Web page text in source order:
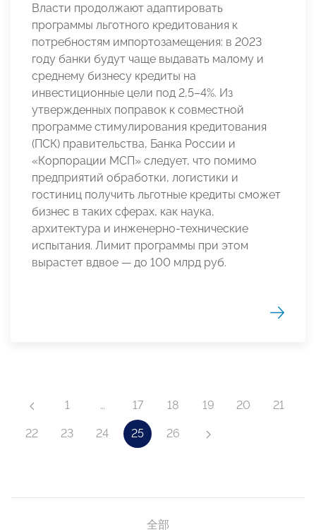
Власти продолжают адаптировать
программы льготного кредитования к
потребностям импортозамещения: в 2023
году банки будут чаще выдавать малому и
среднему бизнесу кредиты на
инвестиционные цели под 2,5–4%. Из
утвержденных поправок к совместной
программе стимулирования кредитования
(ПСК) правительства, Банка России и
«Корпорации МСП» следует, что помимо
предприятий обработки, логистики и
гостиниц получить льготные кредиты сможет
бизнес в таких сферах, как наука,
архитектура и инженерно-технические
испытания. Лимит программы при этом
вырастет вдвое — до 100 млрд руб.
1 … 17 18 19 20 21
22 23 24 25 26
全部